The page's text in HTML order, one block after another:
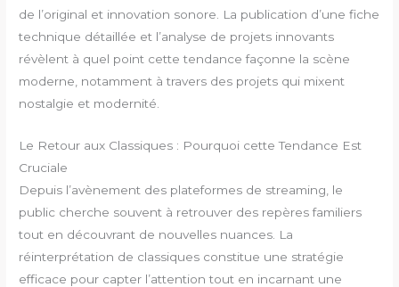
de l’original et innovation sonore. La publication d’une fiche
technique détaillée et l’analyse de projets innovants
révèlent à quel point cette tendance façonne la scène
moderne, notamment à travers des projets qui mixent
nostalgie et modernité.
Le Retour aux Classiques : Pourquoi cette Tendance Est
Cruciale
Depuis l’avènement des plateformes de streaming, le
public cherche souvent à retrouver des repères familiers
tout en découvrant de nouvelles nuances. La
réinterprétation de classiques constitue une stratégie
efficace pour capter l’attention tout en incarnant une